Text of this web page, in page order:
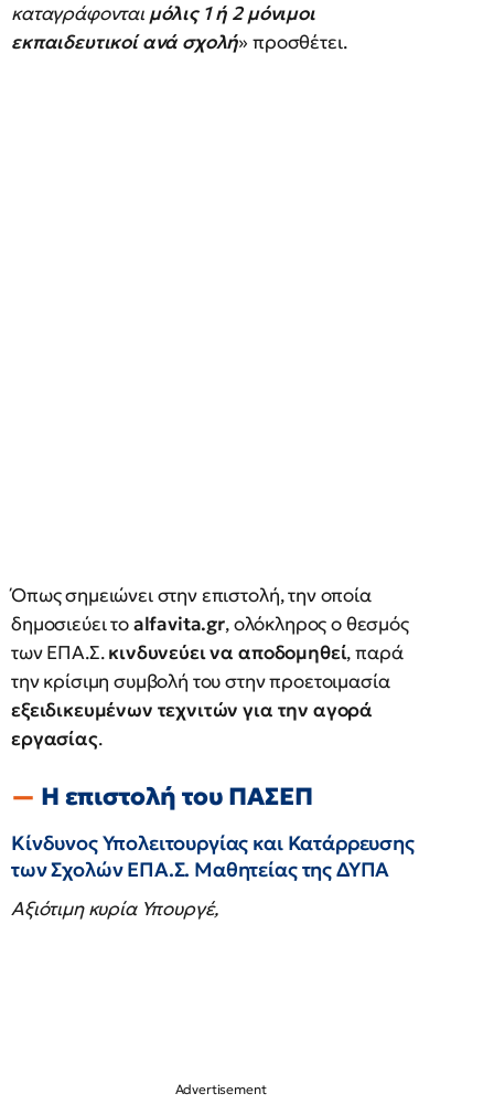
καταγράφονται μόλις 1 ή 2 μόνιμοι
εκπαιδευτικοί ανά σχολή» προσθέτει.
Όπως σημειώνει στην επιστολή, την οποία
δημοσιεύει τοalfavita.gr, ολόκληρος ο θεσμός
των ΕΠΑ.Σ.κινδυνεύει να αποδομηθεί, παρά
την κρίσιμη συμβολή του στην προετοιμασία
εξειδικευμένων τεχνιτών για την αγορά
εργασίας.
Η επιστολή του ΠΑΣΕΠ
Κίνδυνος Υπολειτουργίας και Κατάρρευσης
των Σχολών ΕΠΑ.Σ. Μαθητείας της ΔΥΠΑ
Αξιότιμη κυρία Υπουργέ,